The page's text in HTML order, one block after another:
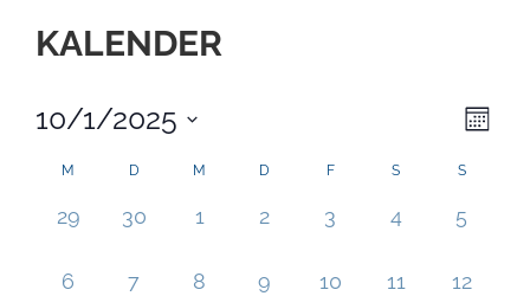
KALENDER
Monat
10/1/2025
wählen.
Kalender
von
Veranstaltungen
M D M D F S S
0 Veranstaltungen,
29 0 Veranstaltungen,
30 0 Veranstaltungen,
1 0 Veranstaltungen,
2 0 Veranstaltungen,
3 0
4 0
5
0 Veranstaltungen,
6 0 Veranstaltungen,
7 0 Veranstaltungen,
8 0 Veranstaltungen,
9 0 Veranstaltungen,
10 0
11 0
12